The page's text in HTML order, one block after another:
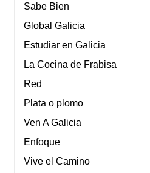
Sabe Bien
Global Galicia
Estudiar en Galicia
La Cocina de Frabisa
Red
Plata o plomo
Ven A Galicia
Enfoque
Vive el Camino